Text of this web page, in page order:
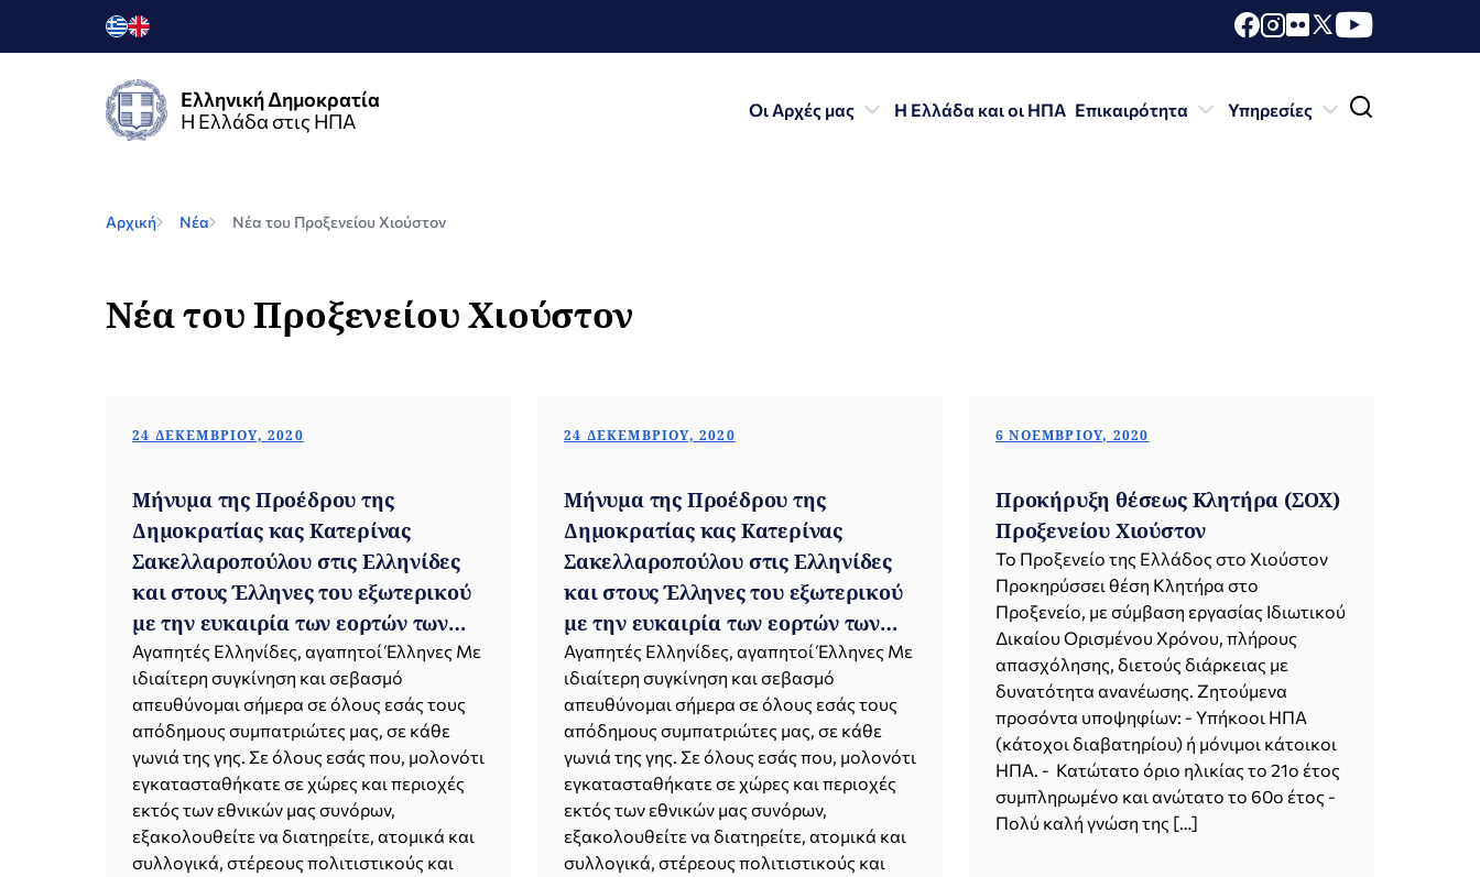
Ελληνική Δημοκρατία
Η Ελλάδα στις ΗΠΑ
Οι Αρχές μας Η Ελλάδα και οι ΗΠΑ Επικαιρότητα Υπηρεσίες
Αρχική Νέα Νέα του Προξενείου Χιούστον
Νέα του Προξενείου Χιούστον
24 ΔΕΚΕΜΒΡΊΟΥ, 2020
Μήνυμα της Προέδρου της
Δημοκρατίας κας Κατερίνας
Σακελλαροπούλου στις Ελληνίδες
και στους Έλληνες του εξωτερικού
με την ευκαιρία των εορτών των
Χριστουγέννων και του Νέου Έτους
2021
Αγαπητές Ελληνίδες, αγαπητοί Έλληνες Με
ιδιαίτερη συγκίνηση και σεβασμό
απευθύνομαι σήμερα σε όλους εσάς τους
απόδημους συμπατριώτες μας, σε κάθε
γωνιά της γης. Σε όλους εσάς που, μολονότι
εγκατασταθήκατε σε χώρες και περιοχές
εκτός των εθνικών μας συνόρων,
εξακολουθείτε να διατηρείτε, ατομικά και
συλλογικά, στέρεους πολιτιστικούς και
24 ΔΕΚΕΜΒΡΊΟΥ, 2020
Μήνυμα της Προέδρου της
Δημοκρατίας κας Κατερίνας
Σακελλαροπούλου στις Ελληνίδες
και στους Έλληνες του εξωτερικού
με την ευκαιρία των εορτών των
Χριστουγέννων και του Νέου Έτους
2021
Αγαπητές Ελληνίδες, αγαπητοί Έλληνες Με
ιδιαίτερη συγκίνηση και σεβασμό
απευθύνομαι σήμερα σε όλους εσάς τους
απόδημους συμπατριώτες μας, σε κάθε
γωνιά της γης. Σε όλους εσάς που, μολονότι
εγκατασταθήκατε σε χώρες και περιοχές
εκτός των εθνικών μας συνόρων,
εξακολουθείτε να διατηρείτε, ατομικά και
συλλογικά, στέρεους πολιτιστικούς και
6 ΝΟΕΜΒΡΊΟΥ, 2020
Προκήρυξη θέσεως Κλητήρα (ΣΟΧ)
Προξενείου Χιούστον
Το Προξενείο της Ελλάδος στο Χιούστον
Προκηρύσσει θέση Κλητήρα στο
Προξενείο, με σύμβαση εργασίας Ιδιωτικού
Δικαίου Ορισμένου Χρόνου, πλήρους
απασχόλησης, διετούς διάρκειας με
δυνατότητα ανανέωσης. Ζητούμενα
προσόντα υποψηφίων: - Υπήκοοι ΗΠΑ
(κάτοχοι διαβατηρίου) ή μόνιμοι κάτοικοι
ΗΠΑ. - Κατώτατο όριο ηλικίας το 21ο έτος
συμπληρωμένο και ανώτατο το 60ο έτος -
Πολύ καλή γνώση της […]